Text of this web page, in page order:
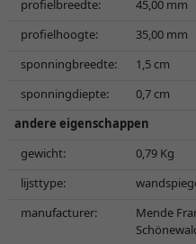
profielbreedte:
45,00 mm
profielhoogte:
35,00 mm
sponningbreedte:
1,5 cm
sponningdiepte:
0,7 cm
andere eigenschappen
gewicht:
0,79 Kg
lijsttype:
manufacturer:
Mende